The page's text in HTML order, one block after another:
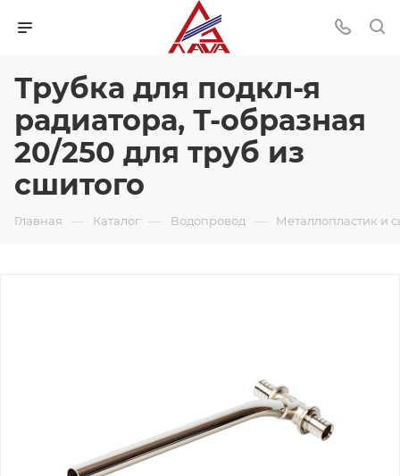
Трубка для подкл-я
радиатора, Т-образная
20/250 для труб из
сшитого
Главная — Каталог — Водопровод — Металлопластик и